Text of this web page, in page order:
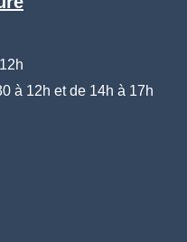
à 12h et de 14h à 17h